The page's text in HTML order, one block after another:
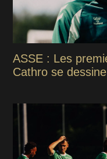
ASSE : Les
Cathro se